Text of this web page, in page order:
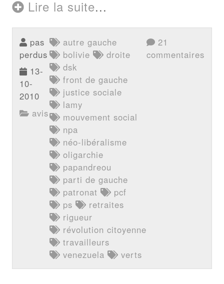
Lire la suite...
pas
perdus
13-
10-
2010
avis
autre gauche
bolivie
droite
dsk
front de gauche
justice sociale
lamy
mouvement social
npa
néo-libéralisme
oligarchie
papandreou
parti de gauche
patronat
pcf
ps
retraites
rigueur
révolution citoyenne
travailleurs
venezuela
verts
21
commentaires